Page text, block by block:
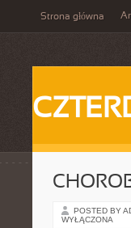
Strona główna
POSTED BY
WYŁĄCZONA